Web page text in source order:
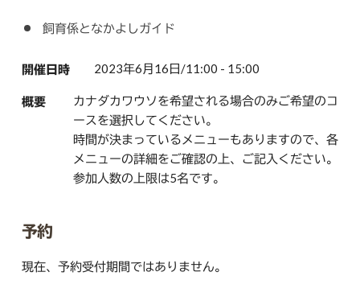
飼育係となかよしガイド
開催日時 2023年6月16日/11:00 - 15:00
概要
カナダカワウソを希望される場合のみご希望のコ
ースを選択してください。
時間が決まっているメニューもありますので、各
メニューの詳細をご確認の上、ご記入ください。
参加人数の上限は5名です。
予約
現在、予約受付期間ではありません。